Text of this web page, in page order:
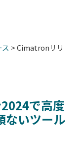
ス > Cimatronリリ
ン24
で高度
ないツール